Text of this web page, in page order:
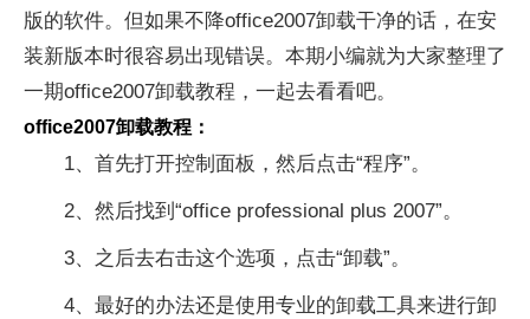
版的软件。但如果不降office2007卸载干净的话，在安
装新版本时很容易出现错误。本期小编就为大家整理了
一期office2007卸载教程，一起去看看吧。
office2007卸载教程：
1、首先打开控制面板，然后点击“程序”。
2、然后找到“office professional plus 2007”。
3、之后去右击这个选项，点击“卸载”。
4、最好的办法还是使用专业的卸载工具来进行卸